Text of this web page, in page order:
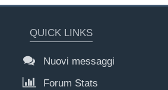
QUICK LINKS
Nuovi messaggi
Forum Stats